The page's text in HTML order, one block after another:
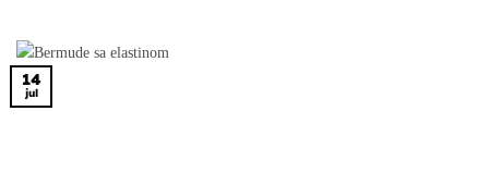
14
jul